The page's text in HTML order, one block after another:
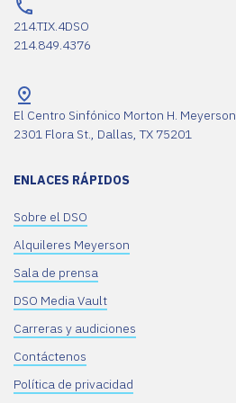
214.TIX.4DSO
214.849.4376
El Centro Sinfónico Morton H. Meyerson
2301 Flora St., Dallas, TX 75201
ENLACES RÁPIDOS
Sobre el DSO
Alquileres Meyerson
Sala de prensa
DSO Media Vault
Carreras y audiciones
Contáctenos
Política de privacidad